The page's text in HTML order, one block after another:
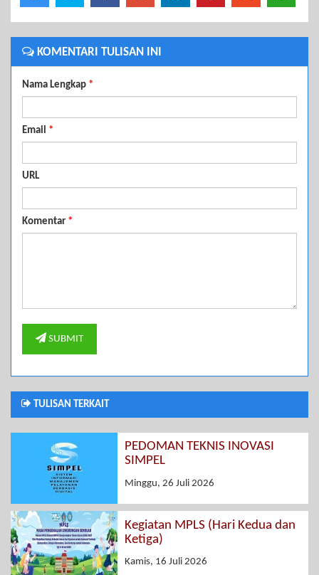
KOMENTARI TULISAN INI
Nama Lengkap *
Email *
URL
Komentar *
SUBMIT
TULISAN TERKAIT
PEDOMAN TEKNIS INOVASI
SIMPEL
Minggu, 26 Juli 2026
Kegiatan MPLS (Hari Kedua dan
Ketiga)
Kamis, 16 Juli 2026